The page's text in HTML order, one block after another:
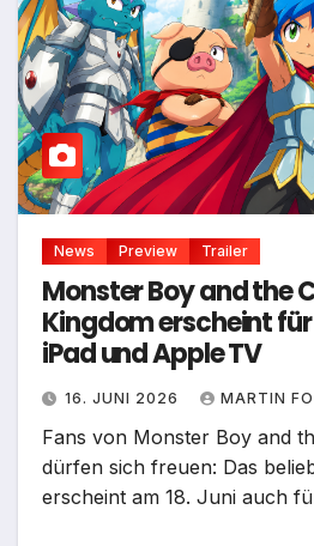
News Preview Trailer
Monster Boy and the
Kingdom erscheint
iPad und Apple TV
16. JUNI 2026 MARTIN
Fans von Monster Boy and
dürfen sich freuen: Das
erscheint am 18. Juni auch